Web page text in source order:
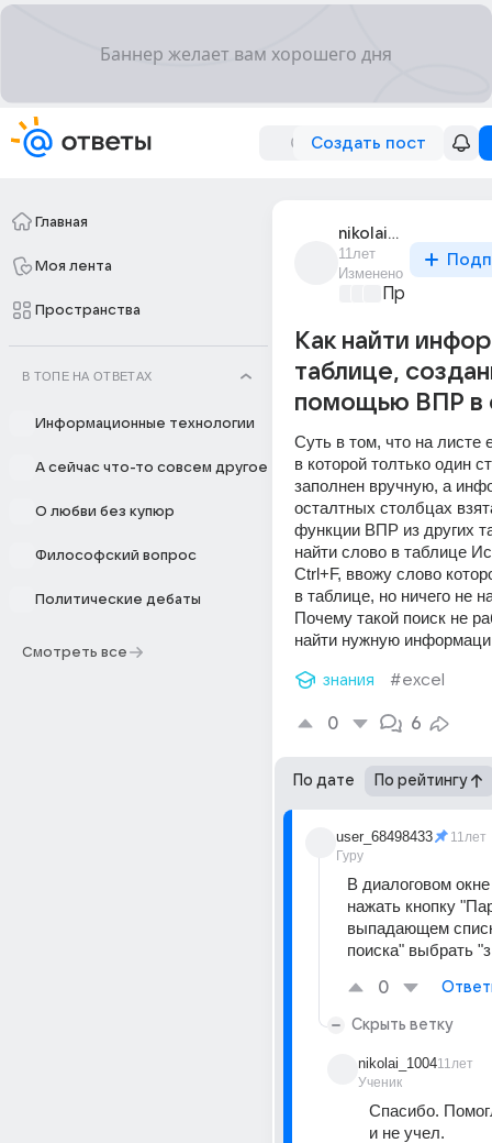
Создать пост
Главная
Моя лента
Пространства
В ТОПЕ НА ОТВЕТАХ
Информационные технологии
А сейчас что-то совсем другое
О любви без купюр
Философский вопрос
Политические дебаты
Смотреть все
nikolai_1004
11лет
Изменено
Как найти
таблице,
помощью ВПР в
Суть в том, что на листе
в которой толтько один
заполнен вручную, а
осталтных столбцах
функции ВПР из других
найти слово в таблице
Ctrl+F, ввожу слово
в таблице, но ничего не
Почему такой поиск не
найти нужную
знания #excel
0 6
По дате По рейтингу
user_68498433
Гуру
11лет
В диалоговом
нажать кнопку
выпадающем
поиска" выбрать
0
Скрыть ветку
nikolai_1004
Ученик
11лет
Спасибо.
и не учел.